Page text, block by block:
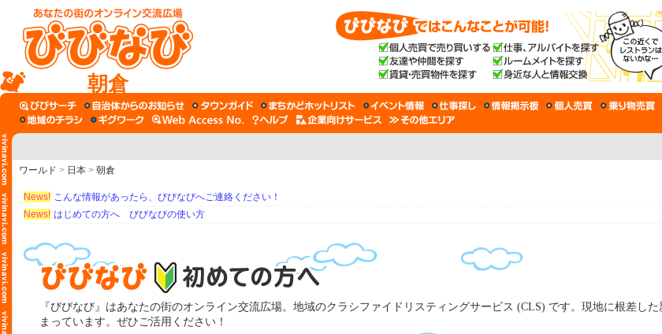
朝倉
ワールド > 日本 > 朝倉
News! こんな情報があったら、びびなびへご連絡ください！
News! はじめての方へ びびなびの使い方
『びびなび』はあなたの街のオンライン交流広場。地域のクラシファイドリスティングサービス (CLS) です。現地に根差し
まっています。ぜひご活用ください！